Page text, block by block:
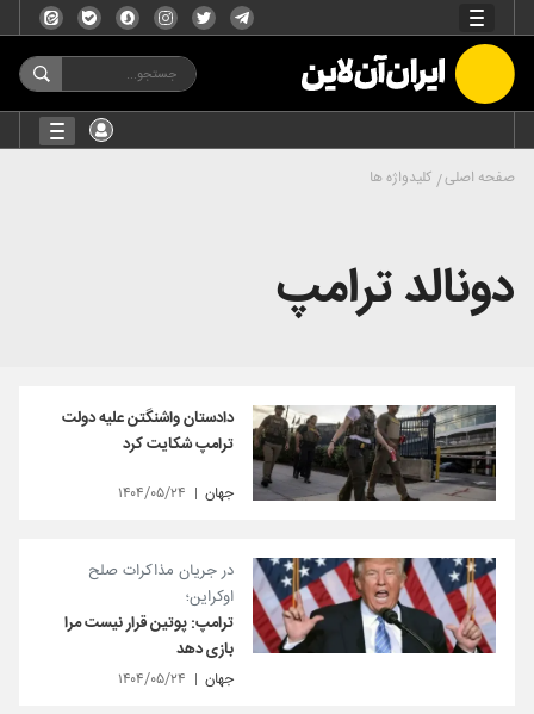
صفحه اصلی کلیدواژه ها
دونالد ترامپ
دادستان واشنگتن علیه دولت
ترامپ شکایت کرد
جهان ۱۴۰۴/۰۵/۲۴
در جریان مذاکرات صلح
اوکراین؛
ترامپ: پوتین قرار نیست مرا
بازی دهد
جهان ۱۴۰۴/۰۵/۲۴